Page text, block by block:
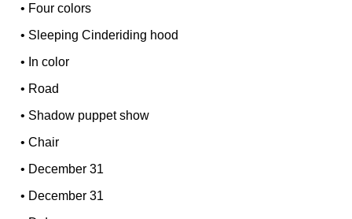
• Four colors
• Sleeping Cinderiding hood
• In color
• Road
• Shadow puppet show
•Chair
• December 31
• December 31